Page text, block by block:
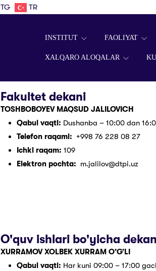
TG TR
INSTITUT FAOLIYAT
XALQARO ALOQALAR
Fakultet dekani
TOSHBOBOYEV MAQSUD JALILOVICH
Qabul vaqti: Dushanba – 10:00 dan
Telefon raqami:+998 76 228 08 27
Ichki raqam: 109
Elektron pochta: m.jalilov@dtpi.uz
O'quv ishlari bo'yicha
XURRAMOV XOLBEK XURRAM O’G’LI
Qabul vaqti: Har kuni 09:00 – 17:00